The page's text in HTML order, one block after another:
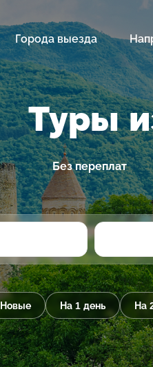
Города выезда
Туры
Без переплат
Новые На 1 день На